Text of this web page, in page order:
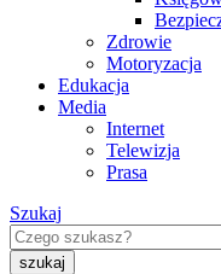
Zdrowie
Motoryzacja
Edukacja
Media
Internet
Telewizja
Prasa
Szukaj